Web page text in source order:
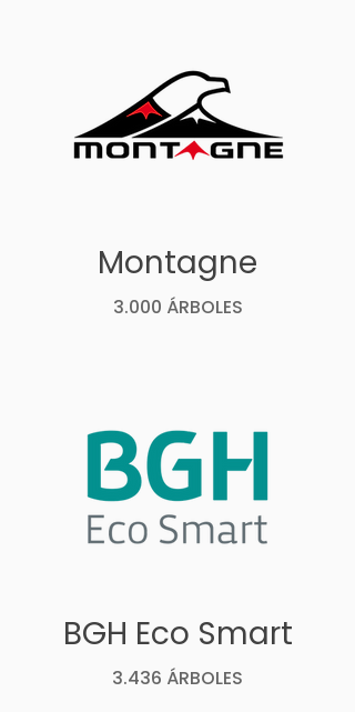
Montagne
3.000 ÁRBOLES
BGH Eco Smart
3.436 ÁRBOLES